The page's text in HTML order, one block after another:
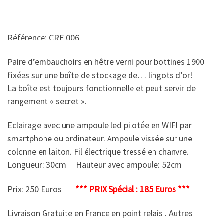
Référence: CRE 006
Paire d’embauchoirs en hêtre verni pour bottines 1900
fixées sur une boîte de stockage de… lingots d’or!
La boîte est toujours fonctionnelle et peut servir de
rangement « secret ».
Eclairage avec une ampoule led pilotée en WIFI par
smartphone ou ordinateur. Ampoule vissée sur une
colonne en laiton. Fil électrique tressé en chanvre.
Longueur: 30cm Hauteur avec ampoule: 52cm
Prix: 250 Euros *** PRIX Spécial : 185 Euros ***
Livraison Gratuite en France en point relais . Autres